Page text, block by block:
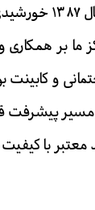
ما در رستاچوب
ما بر
و کابینت بود
مسیر پیشرفت
با